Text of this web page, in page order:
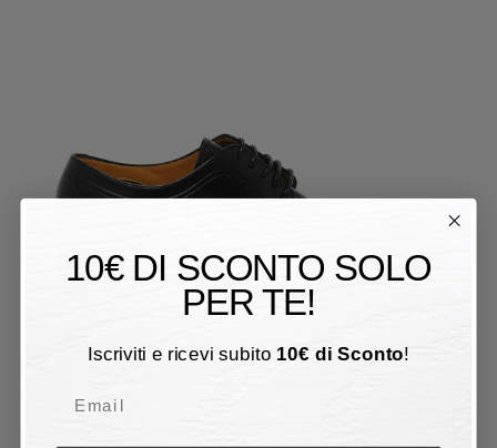
10€ DI SCONTO SOLO
PER TE!
Iscriviti e ricevi subito 10€ di Sconto!